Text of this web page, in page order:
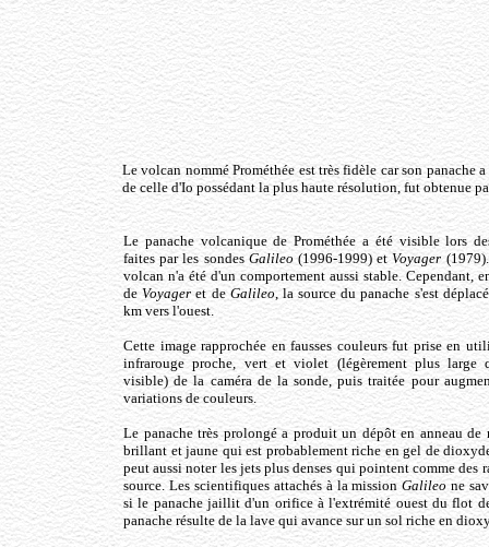
Le volcan nommé Prométhée est très fidèle car son
de celle d'Io possédant la plus haute résolution, fut obtenue
Le panache volcanique de Prométhée a été visible lors
faites par les sondes Galileo(1996-1999) etVoyager
volcan n'a été d'un comportement aussi stable. Cependant,
deVoyager et de Galileo, la source du panache s'est
km vers l'ouest.
Cette image rapprochée en fausses couleurs fut prise en
infrarouge proche, vert et violet (légèrement plus large
visible) de la caméra de la sonde, puis traitée pour
variations de couleurs.
Le panache très prolongé a produit un dépôt en anneau de
brillant et jaune qui est probablement riche en gel de
peut aussi noter les jets plus denses qui pointent comme des
source. Les scientifiques attachés à la missionGalileo ne
si le panache jaillit d'un orifice à l'extrémité ouest du flot
panache résulte de la lave qui avance sur un sol riche en